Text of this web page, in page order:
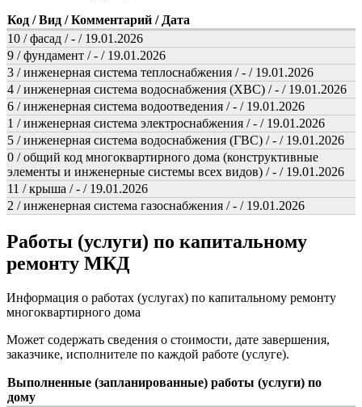
Код / Вид / Комментарий / Дата
10 / фасад / - / 19.01.2026
9 / фундамент / - / 19.01.2026
3 / инженерная система теплоснабжения / - / 19.01.2026
4 / инженерная система водоснабжения (ХВС) / - / 19.01.2026
6 / инженерная система водоотведения / - / 19.01.2026
1 / инженерная система электроснабжения / - / 19.01.2026
5 / инженерная система водоснабжения (ГВС) / - / 19.01.2026
0 / общий код многоквартирного дома (конструктивные
элементы и инженерные системы всех видов) / - / 19.01.2026
11 / крыша / - / 19.01.2026
2 / инженерная система газоснабжения / - / 19.01.2026
Работы (услуги) по капитальному
ремонту МКД
Информация о работах (услугах) по капитальному ремонту
многоквартирного дома
Может содержать сведения о стоимости, дате завершения,
заказчике, исполнителе по каждой работе (услуге).
Выполненные (запланированные) работы (услуги) по
дому